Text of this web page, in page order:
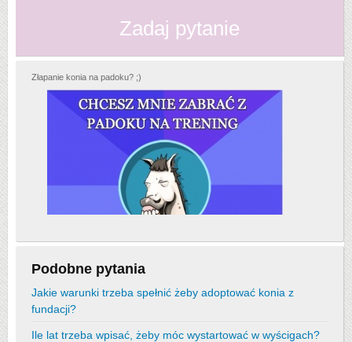
Zadaj pytanie
Złapanie konia na padoku? ;)
Podobne pytania
Jakie warunki trzeba spełnić żeby adoptować konia z
fundacji?
Ile lat trzeba wpisać, żeby móc wystartować w wyścigach?